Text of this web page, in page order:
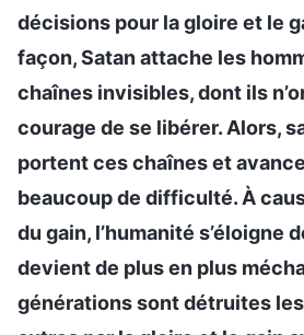
décisions pour la gloire et le
façon, Satan attache les
chaînes invisibles, dont ils
courage de se libérer. Alors,
portent ces chaînes et
beaucoup de difficulté. À
du gain, l’humanité s’éloigne
devient de plus en plus
générations sont détruites